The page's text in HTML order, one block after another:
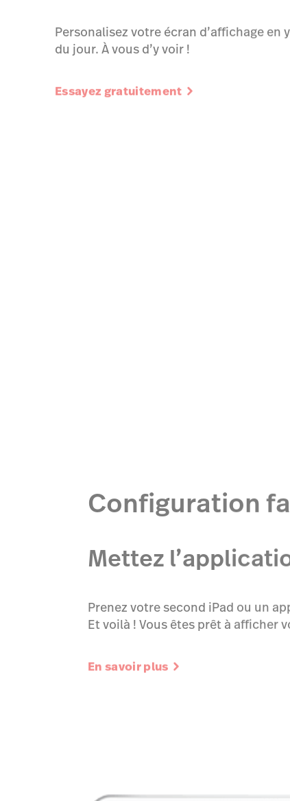
Personalisez votre écran d’affichage
du jour. À vous d’y voir !
Essayez gratuitement
Configuration
Mettez
Prenez votre second iPad ou un
Et voilà ! Vous êtes prêt à afficher
En savoir plus